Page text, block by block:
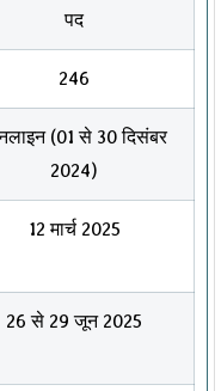
पद
246
(01 से 30 दिसंबर
2024)
12 मार्च 2025
26 से 29 जून 2025